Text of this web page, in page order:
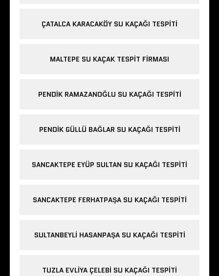
ÇATALCA KARACAKÖY SU KAÇAĞI TESPITI
MALTEPE SU KAÇAK TESPIT FIRMASI
PENDIK RAMAZANOĞLU SU KAÇAĞI TESPITI
PENDIK GÜLLÜ BAĞLAR SU KAÇAĞI TESPITI
SANCAKTEPE EYÜP SULTAN SU KAÇAĞI TESPITI
SANCAKTEPE FERHATPAŞA SU KAÇAĞI TESPITI
SULTANBEYLI HASANPAŞA SU KAÇAĞI TESPITI
TUZLA EVLIYA ÇELEBI SU KAÇAĞI TESPITI